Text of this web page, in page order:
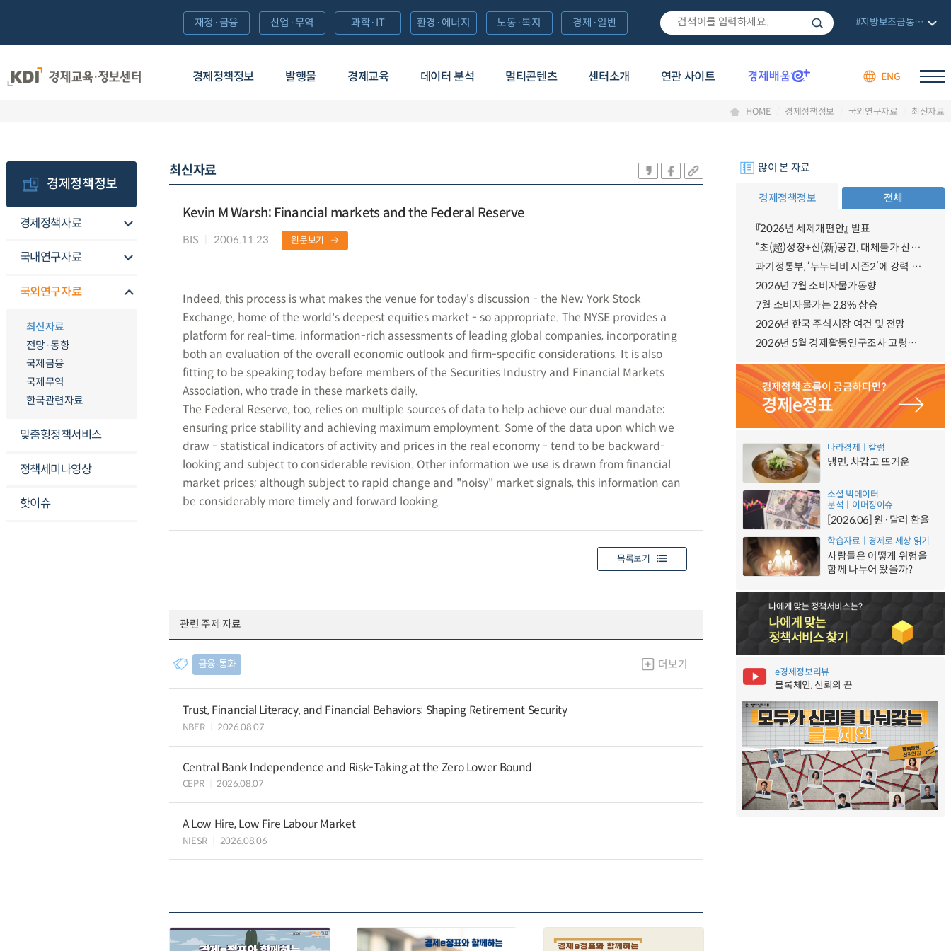
경제정책정보 발행물 경제교육 데이터 분석 멀티콘텐츠 센터소개 연관 사이트 ENG
재정·금융 산업·무역 과학·IT 환경·에너지 노동·복지 경제·일반 #지방보조금통합관리망
HOME 경제정책정보 국외연구자료 최신자료
경제정책정보
경제정책자료
국내연구자료
국외연구자료
최신자료
전망·동향
국제금융
국제무역
한국관련자료
맞춤형정책서비스
정책세미나영상
핫이슈
최신자료
Kevin M Warsh: Financial markets and the Federal Reserve
BIS 2006.11.23 원문보기
Indeed, this process is what makes the venue for today's discussion - the New York Stock
Exchange, home of the world's deepest equities market - so appropriate. The NYSE provides a
platform for real-time, information-rich assessments of leading global companies, incorporating
both an evaluation of the overall economic outlook and firm-specific considerations. It is also
fitting to be speaking today before members of the Securities Industry and Financial Markets
Association, who trade in these markets daily.
The Federal Reserve, too, relies on multiple sources of data to help achieve our dual mandate:
ensuring price stability and achieving maximum employment. Some of the data upon which we
draw - statistical indicators of activity and prices in the real economy - tend to be backward-
looking and subject to considerable revision. Other information we use is drawn from financial
market prices; although subject to rapid change and "noisy" market signals, this information can
be considerably more timely and forward looking.
목록보기
관련 주제 자료
금융∙통화 더보기
Trust, Financial Literacy, and Financial Behaviors: Shaping Retirement Security
NBER 2026.08.07
Central Bank Independence and Risk-Taking at the Zero Lower Bound
CEPR 2026.08.07
A Low Hire, Low Fire Labour Market
NIESR 2026.08.06
많이 본 자료
경제정책정보 전체
『2026년 세제개편안』 발표
“초(超)성장+신(新)공간, 대체불가 산업강국”
과기정통부, ‘누누티비 시즌2’에 강력 대응 의지 밝혀
2026년 7월 소비자물가동향
7월 소비자물가는 2.8% 상승
2026년 한국 주식시장 여건 및 전망
2026년 5월 경제활동인구조사 고령층 부가조사 결과
나라경제ㅣ칼럼
냉면, 차갑고 뜨거운
소셜 빅데이터
분석ㅣ이머징이슈
[2026.06] 원·달러 환율
학습자료ㅣ경제로 세상 읽기
사람들은 어떻게 위험을
함께 나누어 왔을까?
e경제정보리뷰
블록체인, 신뢰의 끈